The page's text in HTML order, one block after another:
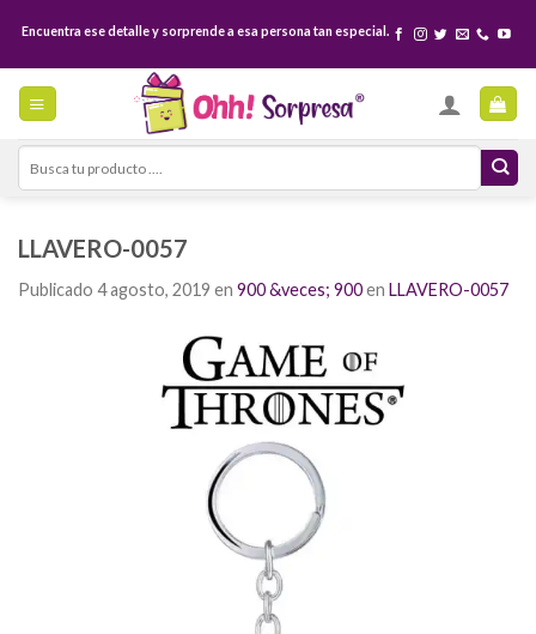
content
Encuentra ese detalle y sorprende a esa persona tan especial.
Search
for:
LLAVERO-0057
Publicado 4 agosto, 2019 en 900 &veces; 900en LLAVERO-0057